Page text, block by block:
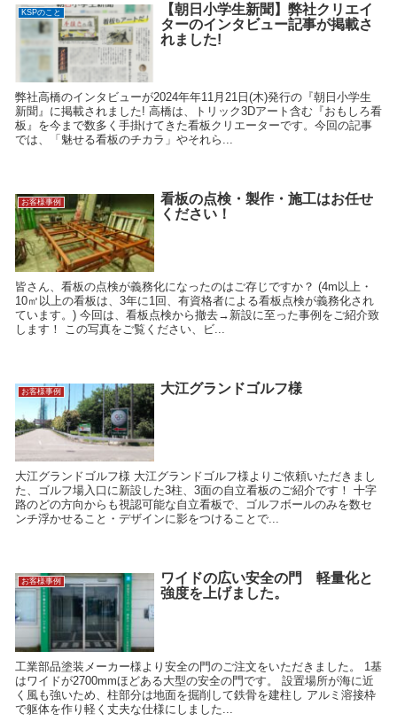
KSPのこと
【朝日小学生新聞】弊社クリエイ
ターのインタビュー記事が掲載さ
れました!
弊社高橋のインタビューが2024年年11月21日(木)発行の『朝日小学生
新聞』に掲載されました! 高橋は、トリック3Dアート含む『おもしろ看
板』を今まで数多く手掛けてきた看板クリエーターです。今回の記事
では、「魅せる看板のチカラ」やそれら...
お客様事例
看板の点検・製作・施工はお任せ
ください！
皆さん、看板の点検が義務化になったのはご存じですか？ (4m以上・
10㎡以上の看板は、3年に1回、有資格者による看板点検が義務化され
ています。) 今回は、看板点検から撤去→新設に至った事例をご紹介致
します！ この写真をご覧ください、ビ...
お客様事例 大江グランドゴルフ様
大江グランドゴルフ様 大江グランドゴルフ様よりご依頼いただきまし
た、ゴルフ場入口に新設した3柱、3面の自立看板のご紹介です！ 十字
路のどの方向からも視認可能な自立看板で、ゴルフボールのみを数セ
ンチ浮かせること・デザインに影をつけることで...
お客様事例
ワイドの広い安全の門 軽量化と
強度を上げました。
工業部品塗装メーカー様より安全の門のご注文をいただきました。 1基
はワイドが2700mmほどある大型の安全の門です。 設置場所が海に近
く風も強いため、柱部分は地面を掘削して鉄骨を建柱し アルミ溶接枠
で躯体を作り軽く丈夫な仕様にしました...